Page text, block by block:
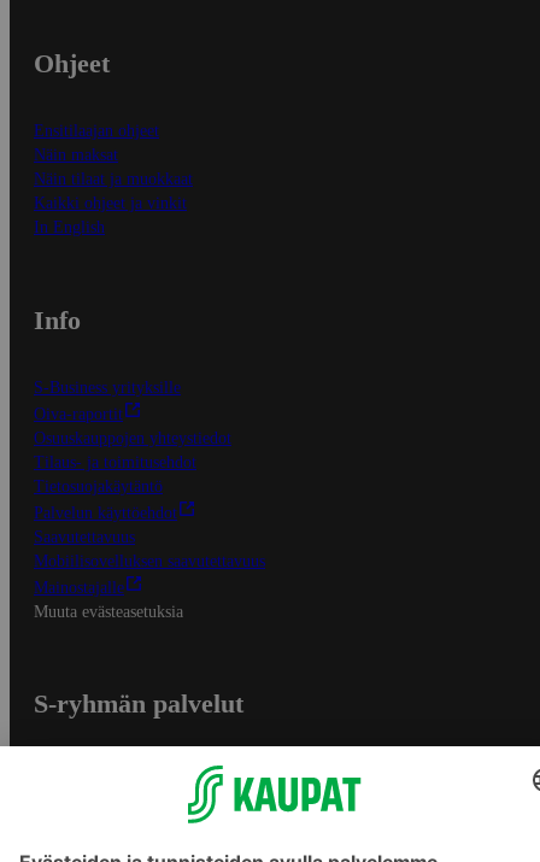
Ohjeet
Ensitilaajan ohjeet
Näin maksat
Näin tilaat ja muokkaat
Kaikki ohjeet ja vinkit
In English
Info
S-Business yrityksille
Oiva-raportit
Osuuskauppojen yhteystiedot
Tilaus- ja toimitusehdot
Tietosuojakäytäntö
Palvelun käyttöehdot
Saavutettavuus
Mobiilisovelluksen saavutettavuus
Mainostajalle
Muuta evästeasetuksia
S-ryhmän palvelut
Yhteishyvä Ruoka -sovellus
S-ostoslista -sovellus